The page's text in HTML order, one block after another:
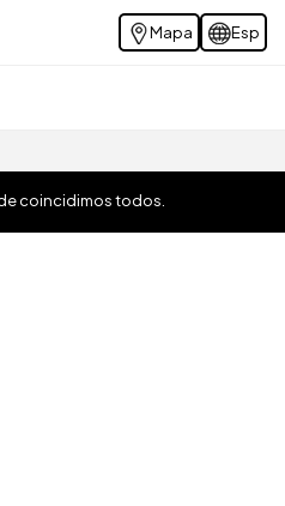
Mapa Esp
coincidimos todos.